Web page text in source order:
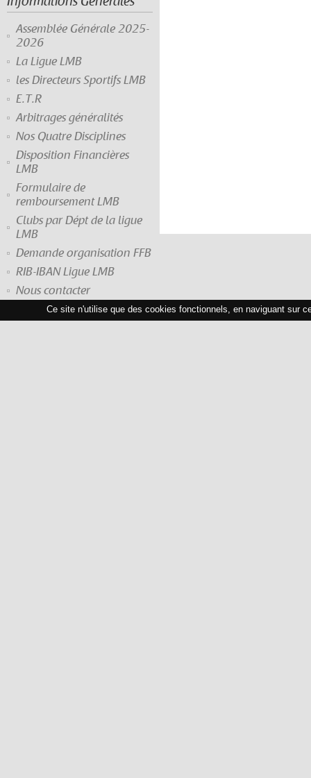
Assemblée Générale 2025-
2026
La Ligue LMB
les Directeurs Sportifs LMB
E.T.R
Arbitrages généralités
Nos Quatre Disciplines
Disposition Financières
LMB
Formulaire de
remboursement LMB
Clubs par Dépt de la ligue
LMB
Demande organisation FFB
RIB-IBAN Ligue LMB
Nous contacter
Ce site n'utilise que des cookies fonctionnels, en naviguant sur